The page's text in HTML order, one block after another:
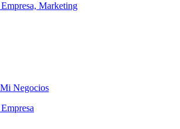
Marketing
Negocios